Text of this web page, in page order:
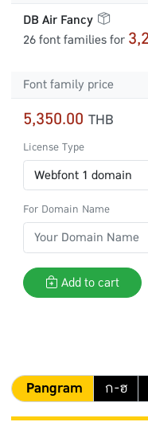
DB Air Fancy
26 font families for
Font family price
5,350.00 THB
License Type
For Domain Name
Add to cart
Pangram ก-ฮ